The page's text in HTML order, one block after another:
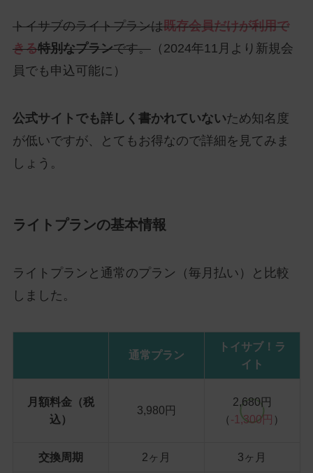
トイサブのライトプランは既存会員だけが利用で
きる特別なプランです。（2024年11月より新規会
員でも申込可能に）
公式サイトでも詳しく書かれていないため知名度
が低いですが、とてもお得なので詳細を見てみま
しょう。
ライトプランの基本情報
ライトプランと通常のプラン（毎月払い）と比較
しました。
通常プラン
トイサブ！ラ
イト
月額料金（税
込）
3,980円
2,680円
（ -1,300円 ）
交換周期 2ヶ月 3ヶ月